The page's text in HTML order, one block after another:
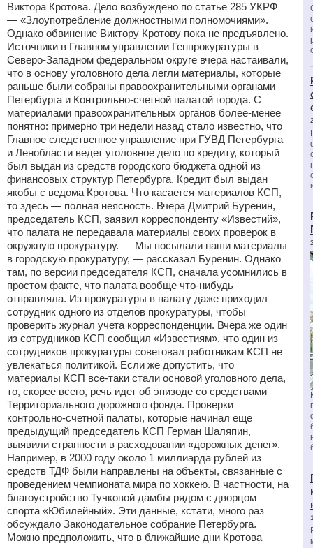
Виктора Кротова. Дело возбуждено по статье 285 УКРФ
— «Злоупотребление должностными полномочиями».
Однако обвинение Виктору Кротову пока не предъявлено.
Источники в Главном управлении Генпрокуратуры в
Северо-Западном федеральном округе вчера настаивали,
что в основу уголовного дела легли материалы, которые
раньше были собраны правоохранительными органами
Петербурга и Контрольно-счетной палатой города. С
материалами правоохранительных органов более-менее
понятно: примерно три недели назад стало известно, что
Главное следственное управление при ГУВД Петербурга
и Ленобласти ведет уголовное дело по кредиту, который
был выдан из средств городского бюджета одной из
финансовых структур Петербурга. Кредит был выдан
якобы с ведома Кротова. Что касается материалов КСП,
то здесь — полная неясность. Вчера Дмитрий Буренин,
председатель КСП, заявил корреспонденту «Известий»,
что палата не передавала материалы своих проверок в
окружную прокуратуру. — Мы посылали наши материалы
в городскую прокуратуру, — рассказал Буренин. Однако
там, по версии председателя КСП, сначала усомнились в
простом факте, что палата вообще что-нибудь
отправляла. Из прокуратуры в палату даже приходил
сотрудник одного из отделов прокуратуры, чтобы
проверить журнал учета корреспонденции. Вчера же один
из сотрудников КСП сообщил «Известиям», что один из
сотрудников прокуратуры советовал работникам КСП не
увлекаться политикой. Если же допустить, что
материалы КСП все-таки стали основой уголовного дела,
то, скорее всего, речь идет об эпизоде со средствами
Территориального дорожного фонда. Проверки
контрольно-счетной палаты, которые начинал еще
предыдущий председатель КСП Герман Шаляпин,
выявили странности в расходовании «дорожных денег».
Например, в 2000 году около 1 миллиарда рублей из
средств ТДФ были направлены на объекты, связанные с
проведением чемпионата мира по хоккею. В частности, на
благоустройство Тучковой дамбы рядом с дворцом
спорта «Юбилейный». Эти данные, кстати, много раз
обсуждало Законодательное собрание Петербурга.
Можно предположить, что в ближайшие дни Кротова